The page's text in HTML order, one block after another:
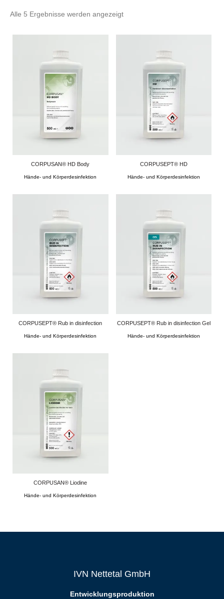
Alle 5 Ergebnisse werden angezeigt
CORPUSAN® HD Body
Hände- und Körperdesinfektion
CORPUSEPT® HD
Hände- und Körperdesinfektion
CORPUSEPT® Rub in disinfection
Hände- und Körperdesinfektion
CORPUSEPT® Rub in disinfection Gel
Hände- und Körperdesinfektion
CORPUSAN® Liodine
Hände- und Körperdesinfektion
IVN Nettetal GmbH
Entwicklungsproduktion